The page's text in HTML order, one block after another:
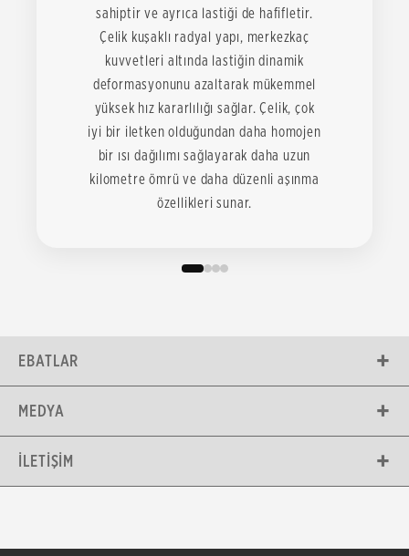
sahiptir ve ayrıca lastiği de hafifletir.
Çelik kuşaklı radyal yapı, merkezkaç
kuvvetleri altında lastiğin dinamik
deformasyonunu azaltarak mükemmel
yüksek hız kararlılığı sağlar. Çelik, çok
iyi bir iletken olduğundan daha homojen
bir ısı dağılımı sağlayarak daha uzun
kilometre ömrü ve daha düzenli aşınma
özellikleri sunar.
EBATLAR
MEDYA
İLETIŞIM